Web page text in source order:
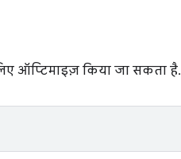
ऑप्टिमाइज़ किया जा सकता है.